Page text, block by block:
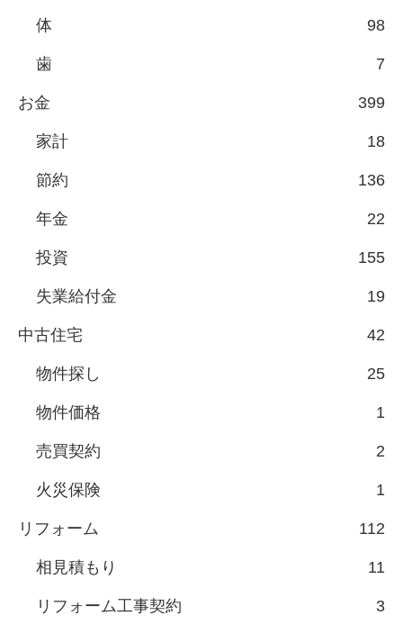
体 98
歯 7
お金 399
家計 18
節約 136
年金 22
投資 155
失業給付金 19
中古住宅 42
物件探し 25
物件価格 1
売買契約 2
火災保険 1
リフォーム 112
相見積もり 11
リフォーム工事契約 3